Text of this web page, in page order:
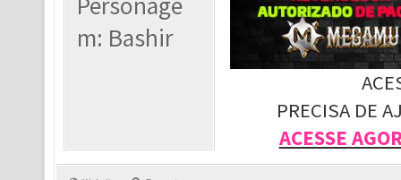
m: Bashir
PRECISA DE
ACESSE